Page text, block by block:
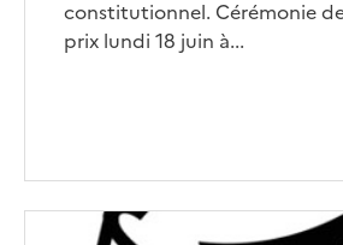
constitutionnel. Cérémonie
prix lundi 18 juin à...